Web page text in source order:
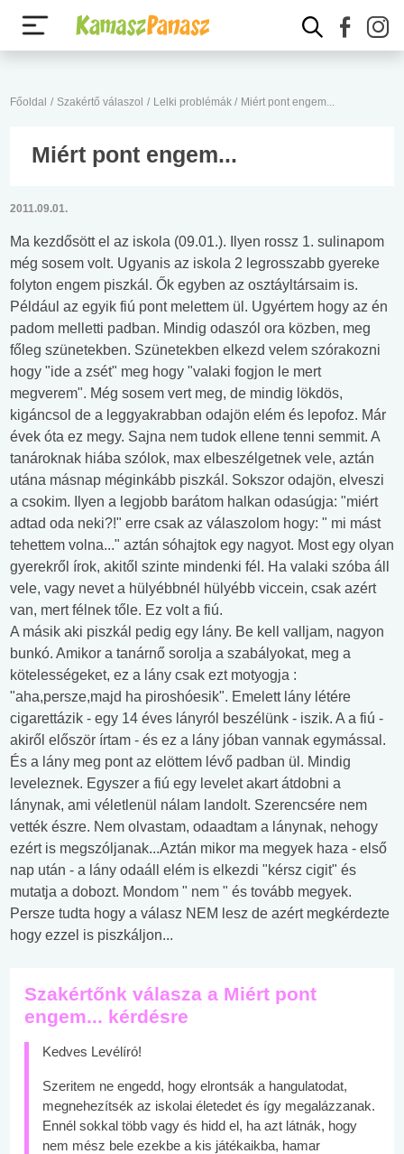
Főoldal / Szakértő válaszol / Lelki problémák / Miért pont engem...
Miért pont engem...
2011.09.01.
Ma kezdősött el az iskola (09.01.). Ilyen rossz 1. sulinapom
még sosem volt. Ugyanis az iskola 2 legrosszabb gyereke
folyton engem piszkál. Ők egyben az osztáyltársaim is.
Például az egyik fiú pont melettem ül. Ugyértem hogy az én
padom melletti padban. Mindig odaszól ora közben, meg
főleg szünetekben. Szünetekben elkezd velem szórakozni
hogy "ide a zsét" meg hogy "valaki fogjon le mert
megverem". Még sosem vert meg, de mindig lökdös,
kigáncsol de a leggyakrabban odajön elém és lepofoz. Már
évek óta ez megy. Sajna nem tudok ellene tenni semmit. A
tanároknak hiába szólok, max elbeszélgetnek vele, aztán
utána másnap méginkább piszkál. Sokszor odajön, elveszi
a csokim. Ilyen a legjobb barátom halkan odasúgja: "miért
adtad oda neki?!" erre csak az válaszolom hogy: " mi mást
tehettem volna..." aztán sóhajtok egy nagyot. Most egy olyan
gyerekről írok, akitől szinte mindenki fél. Ha valaki szóba áll
vele, vagy nevet a hülyébbnél hülyébb viccein, csak azért
van, mert félnek tőle. Ez volt a fiú.
A másik aki piszkál pedig egy lány. Be kell valljam, nagyon
bunkó. Amikor a tanárnő sorolja a szabályokat, meg a
kötelességeket, ez a lány csak ezt motyogja :
"aha,persze,majd ha piroshóesik". Emelett lány létére
cigarettázik - egy 14 éves lányról beszélünk - iszik. A a fiú -
akiről először írtam - és ez a lány jóban vannak egymással.
És a lány meg pont az elöttem lévő padban ül. Mindig
leveleznek. Egyszer a fiú egy levelet akart átdobni a
lánynak, ami véletlenül nálam landolt. Szerencsére nem
vették észre. Nem olvastam, odaadtam a lánynak, nehogy
ezért is megszóljanak...Aztán mikor ma megyek haza - első
nap után - a lány odaáll elém is elkezdi "kérsz cigit" és
mutatja a dobozt. Mondom " nem " és tovább megyek.
Persze tudta hogy a válasz NEM lesz de azért megkérdezte
hogy ezzel is piszkáljon...
Szakértőnk válasza a Miért pont
engem... kérdésre
Kedves Levélíró!
Szeritem ne engedd, hogy elrontsák a hangulatodat,
megnehezítsék az iskolai életedet és így megalázzanak.
Ennél sokkal több vagy és hidd el, ha azt látnák, hogy
nem mész bele ezekbe a kis játékaikba, hamar